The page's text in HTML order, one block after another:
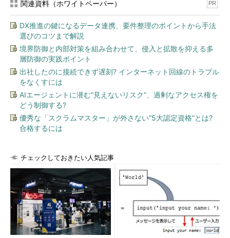
関連資料（ホワイトペーパー） PR
DX推進の鍵になるデータ連携、要件整理のポイントから手法
選びのコツまで解説
境界防御と内部対策を組み合わせて、侵入と拡散を抑える多
層防御の実践ポイント
出社したのに接続できず遅刻? インターネット回線のトラブル
をなくすには
AIエージェントに潜む“見えないリスク”、過剰なアクセス権を
どう制御する?
優秀な「スクラムマスター」が外さない“5大認定資格”とは?
合格するには
チェックしておきたい人気記事